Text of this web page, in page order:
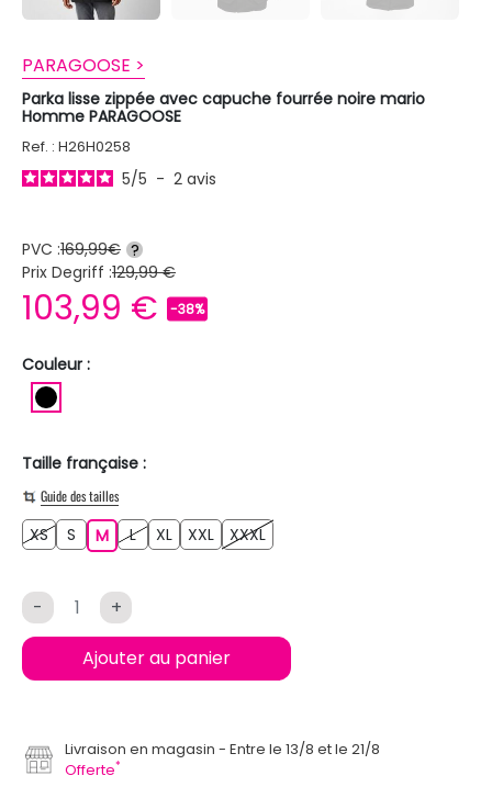
PARAGOOSE >
Parka lisse zippée avec capuche fourrée noire mario
Homme PARAGOOSE
Ref. : H26H0258
5/5 - 2 avis
PVC :169,99€ ?
Prix Degriff :129,99 €
103,99 € -38%
Couleur :
Taille française :
Guide des tailles
XSXS S MM LL XL XXL XXLXXXLXXXL
- +
Ajouter au panier
Livraison en magasin
Entre le 13/8 et le 21/8
Offerte*